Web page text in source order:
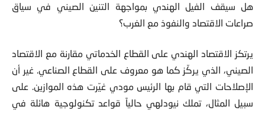
هل سيقف الفيل الهندي بمواجهة التنين الصيني في سياق
صراعات الاقتصاد والنفوذ مع الغرب؟
يرتكز الاقتصاد الهندي على القطاع الخدماتي مقارنة مع الاقتصاد
الصيني، الذي يركّز كما هو معروف على القطاع الصناعي. غير أن
الإصلاحات التي قام بها الرئيس مودي غيّرت هذه الموازين. على
سبيل المثال، تملك نيودلهي حالياً قواعد تكنولوجية هائلة في